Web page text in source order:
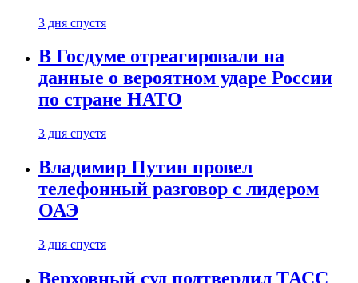
3 дня спустя
В Госдуме отреагировали на
данные о вероятном ударе России
по стране НАТО
3 дня спустя
Владимир Путин провел
телефонный разговор с лидером
ОАЭ
3 дня спустя
Верховный суд подтвердил ТАСС